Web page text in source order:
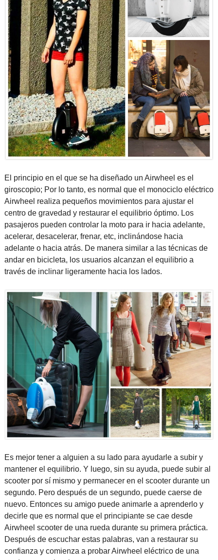
El principio en el que se ha diseñado un Airwheel es el
giroscopio; Por lo tanto, es normal que el monociclo eléctrico
Airwheel realiza pequeños movimientos para ajustar el
centro de gravedad y restaurar el equilibrio óptimo. Los
pasajeros pueden controlar la moto para ir hacia adelante,
acelerar, desacelerar, frenar, etc, inclinándose hacia
adelante o hacia atrás. De manera similar a las técnicas de
andar en bicicleta, los usuarios alcanzan el equilibrio a
través de inclinar ligeramente hacia los lados.
Es mejor tener a alguien a su lado para ayudarle a subir y
mantener el equilibrio. Y luego, sin su ayuda, puede subir al
scooter por sí mismo y permanecer en el scooter durante un
segundo. Pero después de un segundo, puede caerse de
nuevo. Entonces su amigo puede animarle a aprenderlo y
decirle que es normal que el principiante se cae desde
Airwheel scooter de una rueda durante su primera práctica.
Después de escuchar estas palabras, van a restaurar su
confianza y comienza a probar Airwheel eléctrico de una